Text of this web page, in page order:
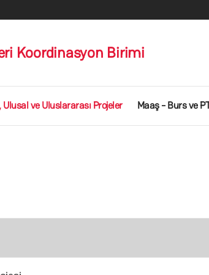
Koordinasyon Birimi
Ulusal ve Uluslararası Projeler Maaş - Burs ve